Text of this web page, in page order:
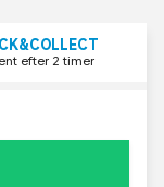
efter 2 timer